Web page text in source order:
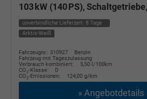
103 kW (140 PS),
unverbindliche Lieferzeit: 8 Tage
Arktis-Weiß
Fahrzeugnr.: 510927
Benzin
Fahrzeug mit Tageszulassung
Verbrauch kombiniert:
5,50 l/100km
CO2-Klasse:
D
CO2-Emissionen: 124,00 g/km
» Angebotdetails